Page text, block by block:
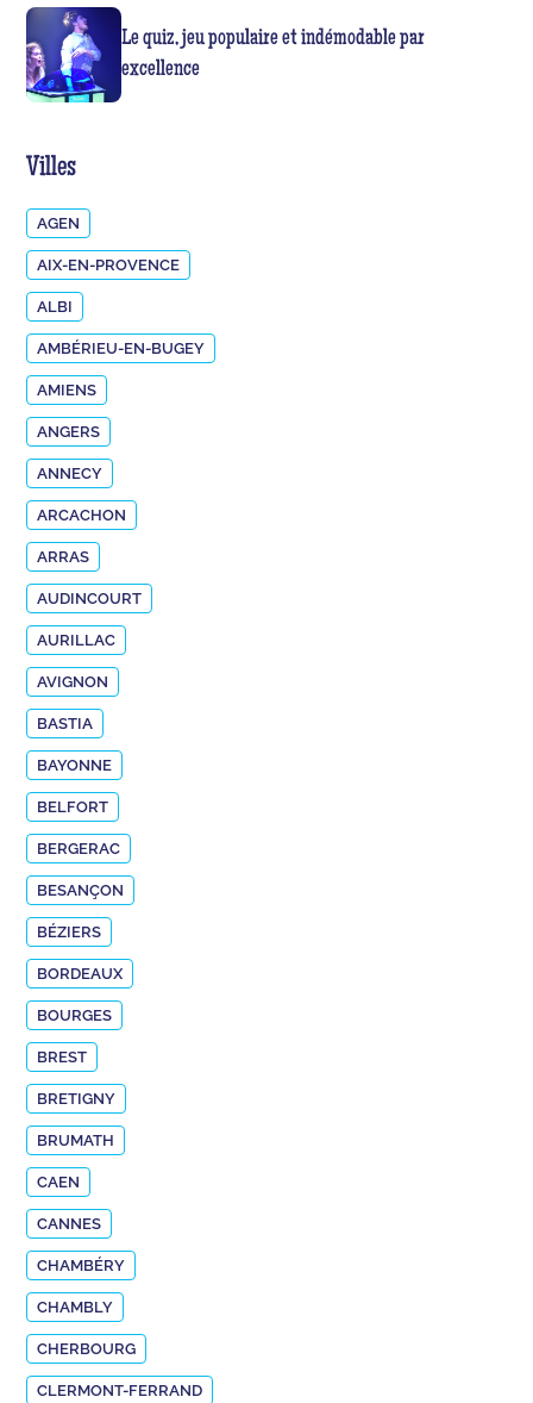
Le quiz, jeu populaire et indémodable par
excellence
Villes
AGEN
AIX-EN-PROVENCE
ALBI
AMBÉRIEU-EN-BUGEY
AMIENS
ANGERS
ANNECY
ARCACHON
ARRAS
AUDINCOURT
AURILLAC
AVIGNON
BASTIA
BAYONNE
BELFORT
BERGERAC
BESANÇON
BÉZIERS
BORDEAUX
BOURGES
BREST
BRETIGNY
BRUMATH
CAEN
CANNES
CHAMBÉRY
CHAMBLY
CHERBOURG
CLERMONT-FERRAND